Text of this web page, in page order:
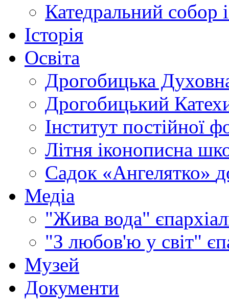
Катедральний собор
Історія
Освіта
Дрогобицька
Дрогобицький
Інститут постійної
Літня іконописна
Садок «Ангелятко»
Медіа
"Жива вода"
"З любов'ю у світ"
Музей
Документи